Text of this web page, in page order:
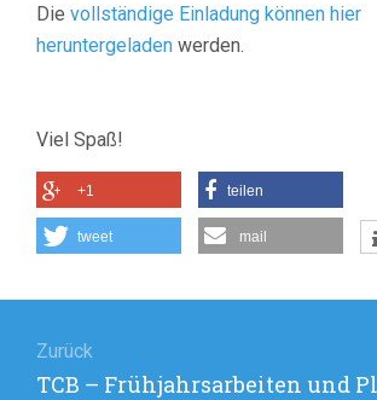
Die vollständige Einladung können hier
heruntergeladen werden.
Viel Spaß!
+1 teilen
tweet mail
Zurück
Vorheriger
TCB – Frühjahrsarbeiten und